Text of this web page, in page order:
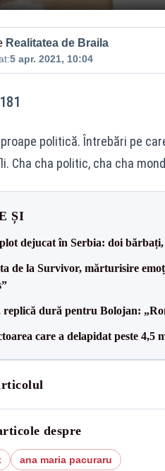
Realitatea de Braila
5 apr. 2021, 10:04
politică. Întrebări pe
Cha cha politic, cha cha
ȘI
dejucat în Serbia: doi
de la Survivor, mărturisire
replică dură pentru Bolojan:
care a delapidat peste 4,5
despre
ana maria pacuraru